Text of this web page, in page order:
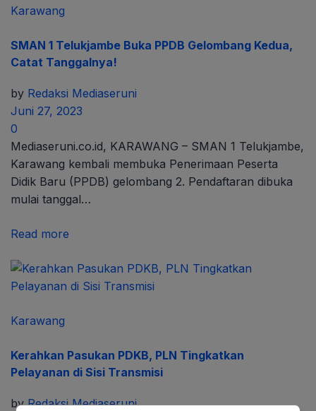
Karawang
SMAN 1 Telukjambe Buka PPDB Gelombang Kedua,
Catat Tanggalnya!
by Redaksi Mediaseruni
Juni 27, 2023
0
Mediaseruni.co.id, KARAWANG – SMAN 1 Telukjambe,
Karawang kembali membuka Penerimaan Peserta
Didik Baru (PPDB) gelombang 2. Pendaftaran dibuka
mulai tanggal…
Read more
Karawang
Kerahkan Pasukan PDKB, PLN Tingkatkan
Pelayanan di Sisi Transmisi
by Redaksi Mediaseruni